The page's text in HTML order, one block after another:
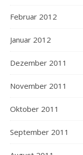
Februar 2012
Januar 2012
Dezember 2011
November 2011
Oktober 2011
September 2011